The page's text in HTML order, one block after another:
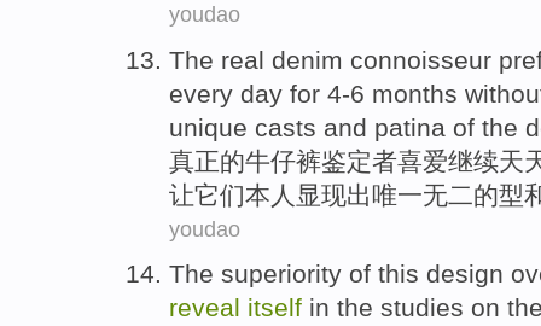
youdao
The real denim connoisseur
every day for 4-6 months
unique casts and patina of the
真正的牛仔裤鉴定者喜爱继续天
让它们本人显现出唯一无二的型
youdao
The superiority of this design
reveal itself in the studies on